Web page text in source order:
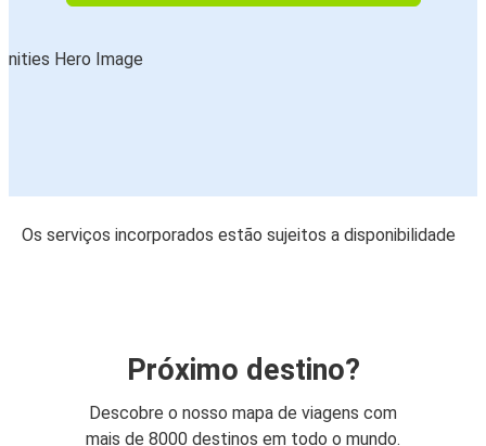
Os serviços incorporados estão sujeitos a disponibilidade
Próximo destino?
Descobre o nosso mapa de viagens com
mais de 8000 destinos em todo o mundo.